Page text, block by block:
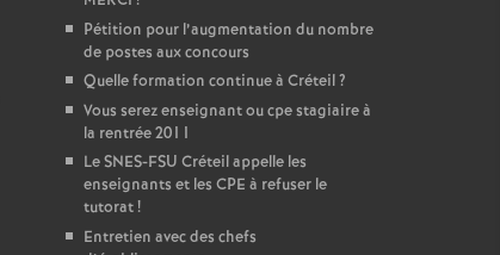
Pétition pour l’augmentation du nombre
de postes aux concours
Quelle formation continue à Créteil?
Vous serez enseignant ou cpe stagiaire à
la rentrée 2011
LeSNES-FSU Créteil appelle les
enseignants et les CPE à refuser le
tutorat!
Entretien avec des chefs